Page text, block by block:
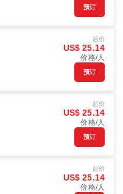
预订
起价
US$ 25.14
价格/人
预订
起价
US$ 25.14
价格/人
预订
起价
US$ 25.14
价格/人